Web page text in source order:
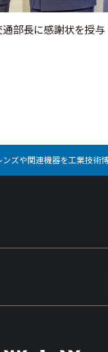
部長に感謝状を授与
ズや関連機器を工業技術